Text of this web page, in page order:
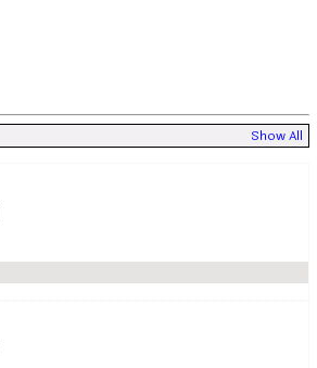
Show All